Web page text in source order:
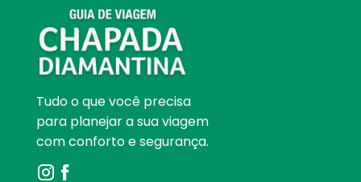
Tudo o que você precisa
para planejar a sua viagem
com conforto e segurança.